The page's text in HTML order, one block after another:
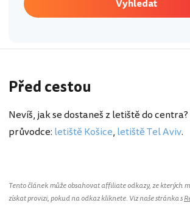
Vyhledat
Před cestou
Nevíš, jak se dostaneš z letiště do
průvodce: letiště Košice, letiště Tel Aviv.
Tento článek může obsahovat affiliate odkazy, ze kterých
získat provizi, pokud na odkaz kliknete. Viz naše stránka s